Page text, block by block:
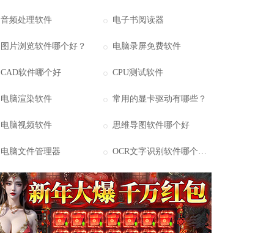
音频处理软件 电子书阅读器
图片浏览软件哪个好？ 电脑录屏免费软件
CAD软件哪个好 CPU测试软件
电脑渲染软件 常用的显卡驱动有哪些？
电脑视频软件 思维导图软件哪个好
电脑文件管理器 OCR文字识别软件哪个好用？